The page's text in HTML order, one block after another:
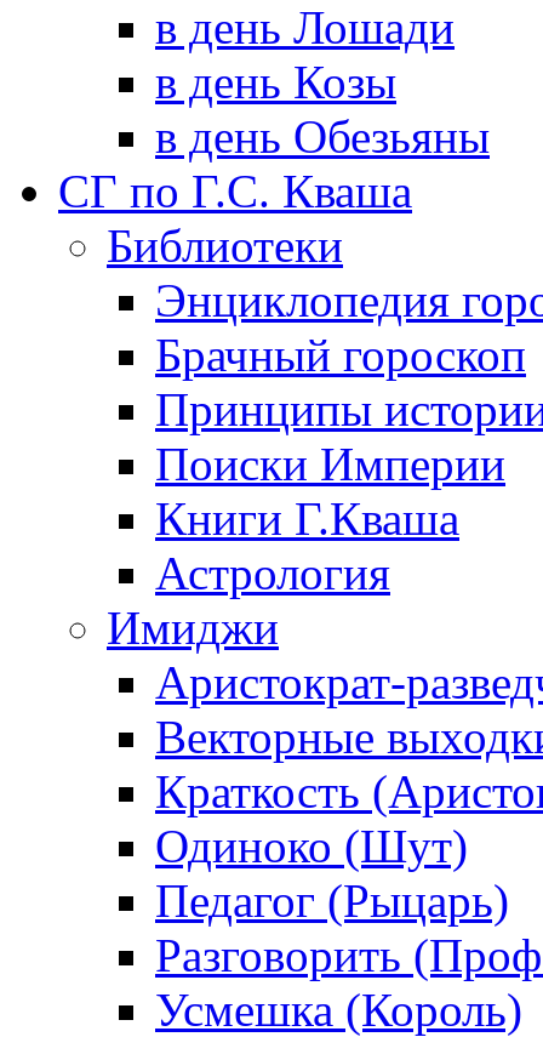
в день Лошади
в день Козы
в день Обезьяны
СГ по Г.С. Кваша
Библиотеки
Энциклопедия
Брачный гороскоп
Принципы
Поиски Империи
Книги Г.Кваша
Астрология
Имиджи
Аристократ-
Векторные
Краткость
Одиноко (Шут)
Педагог (Рыцарь)
Разговорить
Усмешка (Король)